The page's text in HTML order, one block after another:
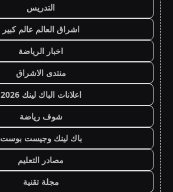
التدريس
اشراق العالم عالم كبير
اخبار الرياضة
منتدى الاشراق
اعلانات الباك لينك 2026
شوف رياضة
باك لينك وجيست بوست
مصادر التعليم
مجلة تقنية